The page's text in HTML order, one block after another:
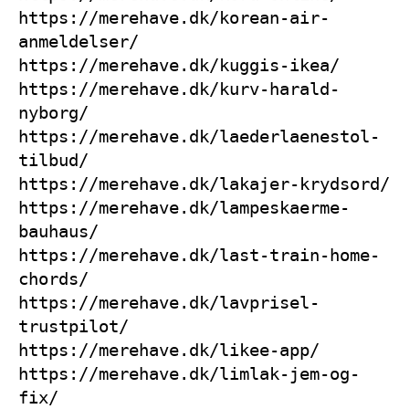
https://merehave.dk/korean-air-
anmeldelser/
https://merehave.dk/kuggis-ikea/
https://merehave.dk/kurv-harald-
nyborg/
https://merehave.dk/laederlaenestol-
tilbud/
https://merehave.dk/lakajer-krydsord/
https://merehave.dk/lampeskaerme-
bauhaus/
https://merehave.dk/last-train-home-
chords/
https://merehave.dk/lavprisel-
trustpilot/
https://merehave.dk/likee-app/
https://merehave.dk/limlak-jem-og-
fix/